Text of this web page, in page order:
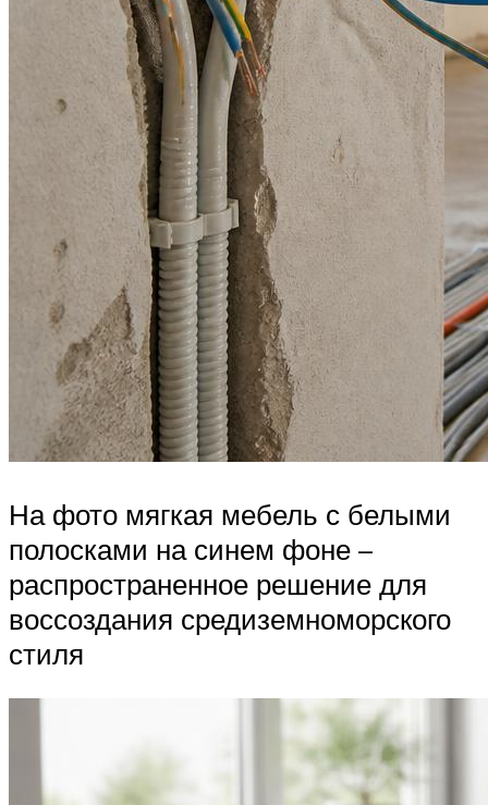
На фото мягкая мебель с белыми
полосками на синем фоне –
распространенное решение для
воссоздания средиземноморского
стиля